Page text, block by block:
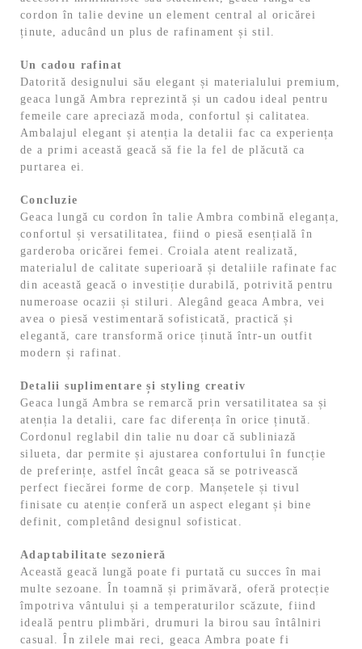
cordon în talie devine un element central al oricărei
ținute, aducând un plus de rafinament și stil.
Un cadou rafinat
Datorită designului său elegant și materialului premium,
geaca lungă Ambra reprezintă și un cadou ideal pentru
femeile care apreciază moda, confortul și calitatea.
Ambalajul elegant și atenția la detalii fac ca experiența
de a primi această geacă să fie la fel de plăcută ca
purtarea ei.
Concluzie
Geaca lungă cu cordon în talie Ambra combină eleganța,
confortul și versatilitatea, fiind o piesă esențială în
garderoba oricărei femei. Croiala atent realizată,
materialul de calitate superioară și detaliile rafinate fac
din această geacă o investiție durabilă, potrivită pentru
numeroase ocazii și stiluri. Alegând geaca Ambra, vei
avea o piesă vestimentară sofisticată, practică și
elegantă, care transformă orice ținută într-un outfit
modern și rafinat.
Detalii suplimentare și styling creativ
Geaca lungă Ambra se remarcă prin versatilitatea sa și
atenția la detalii, care fac diferența în orice ținută.
Cordonul reglabil din talie nu doar că subliniază
silueta, dar permite și ajustarea confortului în funcție
de preferințe, astfel încât geaca să se potrivească
perfect fiecărei forme de corp. Manșetele și tivul
finisate cu atenție conferă un aspect elegant și bine
definit, completând designul sofisticat.
Adaptabilitate sezonieră
Această geacă lungă poate fi purtată cu succes în mai
multe sezoane. În toamnă și primăvară, oferă protecție
împotriva vântului și a temperaturilor scăzute, fiind
ideală pentru plimbări, drumuri la birou sau întâlniri
casual. În zilele mai reci, geaca Ambra poate fi